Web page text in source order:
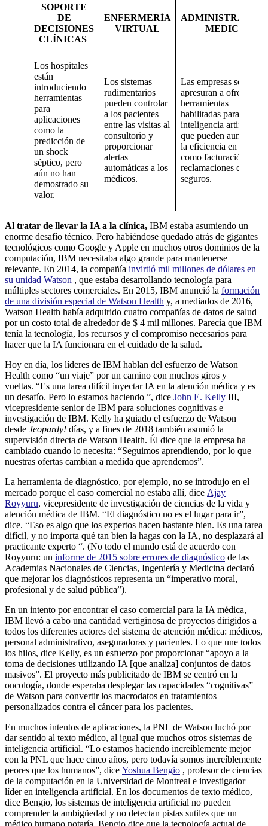
SOPORTE
DE
DECISIONES
CLÍNICAS
ENFERMERÍA
VIRTUAL
MEDICA
Los hospitales
están
introduciendo
herramientas
para
aplicaciones
como la
predicción de
un shock
séptico, pero
aún no han
demostrado su
valor.
Los sistemas
rudimentarios
pueden controlar
a los pacientes
entre las visitas al
consultorio y
proporcionar
alertas
automáticas a los
médicos.
Las empresas se
apresuran a ofrecer
herramientas
habilitadas para
inteligencia artificial
que pueden aumentar
la eficiencia en tareas
como facturación y
reclamaciones de
seguros.
Al tratar de llevar la IA a la clínica, IBM estaba asumiendo un
enorme desafío técnico. Pero habiéndose quedado atrás de gigantes
tecnológicos como Google y Apple en muchos otros dominios de la
computación, IBM necesitaba algo grande para mantenerse
relevante. En 2014, la compañía invirtió mil millones de dólares en
su unidad Watson , que estaba desarrollando tecnología para
múltiples sectores comerciales. En 2015, IBM anunció la formación
de una división especial de Watson Health y, a mediados de 2016,
Watson Health había adquirido cuatro compañías de datos de salud
por un costo total de alrededor de $ 4 mil millones. Parecía que IBM
tenía la tecnología, los recursos y el compromiso necesarios para
hacer que la IA funcionara en el cuidado de la salud.
Hoy en día, los líderes de IBM hablan del esfuerzo de Watson
Health como “un viaje” por un camino con muchos giros y
vueltas. “Es una tarea difícil inyectar IA en la atención médica y es
un desafío. Pero lo estamos haciendo ”, dice John E. Kelly III,
vicepresidente senior de IBM para soluciones cognitivas e
investigación de IBM. Kelly ha guiado el esfuerzo de Watson
desde Jeopardy! días, y a fines de 2018 también asumió la
supervisión directa de Watson Health. Él dice que la empresa ha
cambiado cuando lo necesita: “Seguimos aprendiendo, por lo que
nuestras ofertas cambian a medida que aprendemos”.
La herramienta de diagnóstico, por ejemplo, no se introdujo en el
mercado porque el caso comercial no estaba allí, dice Ajay
Royyuru, vicepresidente de investigación de ciencias de la vida y
atención médica de IBM. “El diagnóstico no es el lugar para ir”,
dice. “Eso es algo que los expertos hacen bastante bien. Es una tarea
difícil, y no importa qué tan bien la hagas con la IA, no desplazará al
practicante experto “. (No todo el mundo está de acuerdo con
Royyuru: un informe de 2015 sobre errores de diagnóstico de las
Academias Nacionales de Ciencias, Ingeniería y Medicina declaró
que mejorar los diagnósticos representa un “imperativo moral,
profesional y de salud pública”).
En un intento por encontrar el caso comercial para la IA médica,
IBM llevó a cabo una cantidad vertiginosa de proyectos dirigidos a
todos los diferentes actores del sistema de atención médica: médicos,
personal administrativo, aseguradoras y pacientes. Lo que une todos
los hilos, dice Kelly, es un esfuerzo por proporcionar “apoyo a la
toma de decisiones utilizando IA [que analiza] conjuntos de datos
masivos”. El proyecto más publicitado de IBM se centró en la
oncología, donde esperaba desplegar las capacidades “cognitivas”
de Watson para convertir los macrodatos en tratamientos
personalizados contra el cáncer para los pacientes.
En muchos intentos de aplicaciones, la PNL de Watson luchó por
dar sentido al texto médico, al igual que muchos otros sistemas de
inteligencia artificial. “Lo estamos haciendo increíblemente mejor
con la PNL que hace cinco años, pero todavía somos increíblemente
peores que los humanos”, dice Yoshua Bengio , profesor de ciencias
de la computación en la Universidad de Montreal e investigador
líder en inteligencia artificial. En los documentos de texto médico,
dice Bengio, los sistemas de inteligencia artificial no pueden
comprender la ambigüedad y no detectan pistas sutiles que un